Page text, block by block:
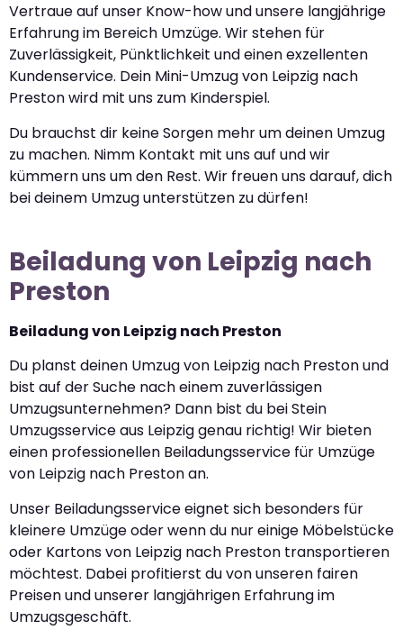
Vertraue auf unser Know-how und unsere langjährige
Erfahrung im Bereich Umzüge. Wir stehen für
Zuverlässigkeit, Pünktlichkeit und einen exzellenten
Kundenservice. Dein Mini-Umzug von Leipzig nach
Preston wird mit uns zum Kinderspiel.
Du brauchst dir keine Sorgen mehr um deinen Umzug
zu machen. Nimm Kontakt mit uns auf und wir
kümmern uns um den Rest. Wir freuen uns darauf, dich
bei deinem Umzug unterstützen zu dürfen!
Beiladung von Leipzig nach
Preston
Beiladung von Leipzig nach Preston
Du planst deinen Umzug von Leipzig nach Preston und
bist auf der Suche nach einem zuverlässigen
Umzugsunternehmen? Dann bist du bei Stein
Umzugsservice aus Leipzig genau richtig! Wir bieten
einen professionellen Beiladungsservice für Umzüge
von Leipzig nach Preston an.
Unser Beiladungsservice eignet sich besonders für
kleinere Umzüge oder wenn du nur einige Möbelstücke
oder Kartons von Leipzig nach Preston transportieren
möchtest. Dabei profitierst du von unseren fairen
Preisen und unserer langjährigen Erfahrung im
Umzugsgeschäft.